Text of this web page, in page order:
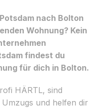
nach Bolton
Wohnung? Kein
findest du
für dich in Bolton.
HÄRTL, sind
und helfen dir